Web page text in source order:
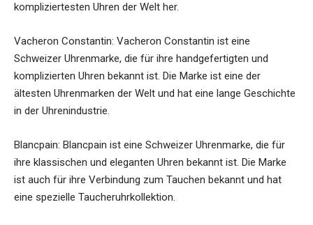
kompliziertesten Uhren der Welt her.
Vacheron Constantin: Vacheron Constantin ist eine
Schweizer Uhrenmarke, die für ihre handgefertigten und
komplizierten Uhren bekannt ist. Die Marke ist eine der
ältesten Uhrenmarken der Welt und hat eine lange Geschichte
in der Uhrenindustrie.
Blancpain: Blancpain ist eine Schweizer Uhrenmarke, die für
ihre klassischen und eleganten Uhren bekannt ist. Die Marke
ist auch für ihre Verbindung zum Tauchen bekannt und hat
eine spezielle Taucheruhrkollektion.